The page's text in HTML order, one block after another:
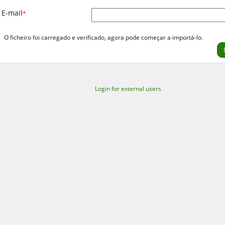
E-mail*
O ficheiro foi carregado e verificado, agora pode começar a importá-lo.
Login for external users